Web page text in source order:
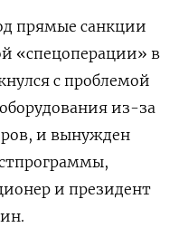
прямые санкции
«спецоперации» в
с проблемой
из-за
и вынужден
и президент